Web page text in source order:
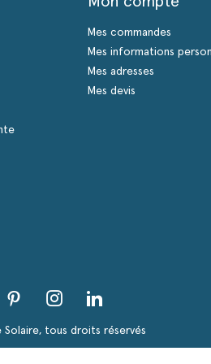
Mes commandes
Mes informations
Mes adresses
Mes devis
PinterestInstagram
Solaire, tous droits réservés
la conformité avec